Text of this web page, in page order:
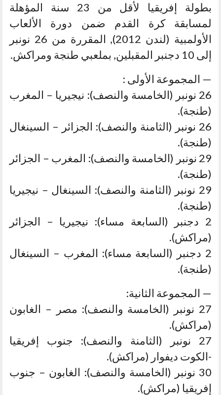
بطولة إفريقيا لأقل من 23 سنة المؤهلة
لمسابقة كرة القدم ضمن دورة الألعاب
الأولمبية (لندن 2012), المقررة من 26 نونبر
إلى 10 دجنبر المقبلين, بملعبي طنجة ومراكش.
— المجموعة الأولى :
26 نونبر (الخامسة والنصف): نيجيريا – المغرب
(طنجة).
26 نونبر (الثامنة والنصف): الجزائر – السينغال
(طنجة).
29 نونبر (الخامسة والنصف): المغرب – الجزائر
(طنجة).
29 نونبر (الثامنة والنصف): السينغال – نيجيريا
(طنجة).
2 دجنبر (السابعة مساء): نيجيريا – الجزائر
(مراكش).
2 دجنبر (السابعة مساء): المغرب – السينغال
(طنجة).
— المجموعة الثانية:
27 نونبر (الخامسة والنصف): مصر – الغابون
(مراكش).
27 نونبر (الثامنة والنصف): جنوب إفريقيا
-الكوت ديفوار (مراكش).
30 نونبر (الخامسة والنصف): الغابون – جنوب
إفريقيا (مراكش).